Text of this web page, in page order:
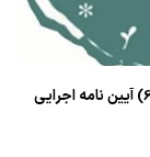
شیوه‌نامه اجرای الکترونیکی بند (ب) ماده (4)و ماده (6) آیین نامه اجرایی